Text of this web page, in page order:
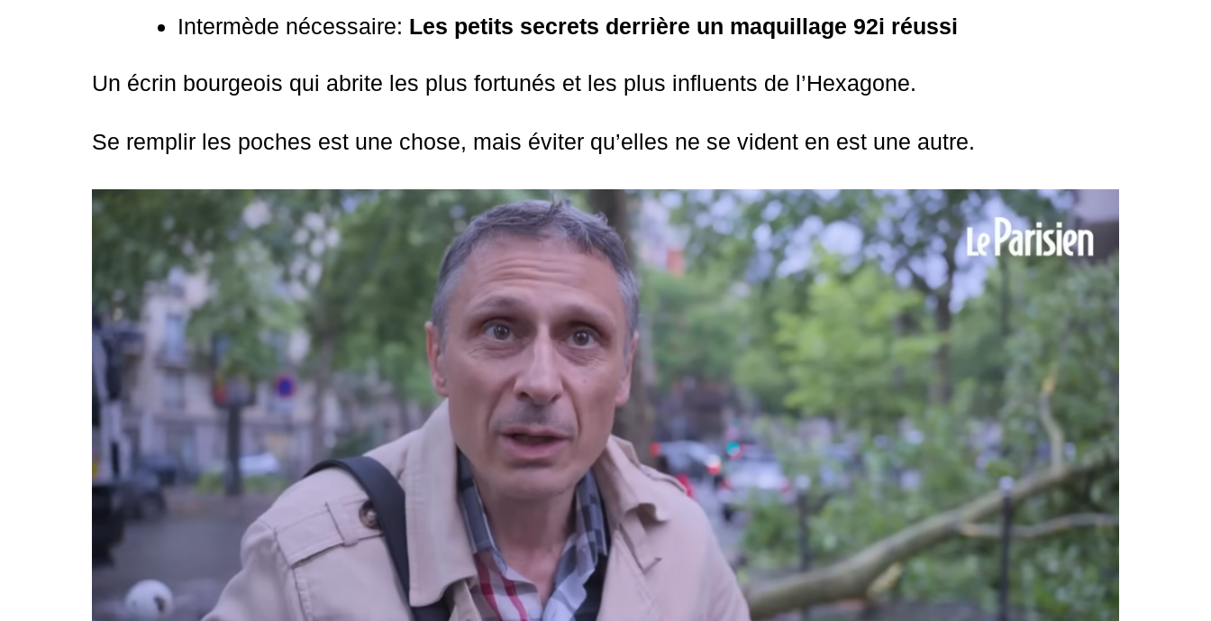
Intermède nécessaire: Les petits secrets derrière un maquillage 92i réussi
Un écrin bourgeois qui abrite les plus fortunés et les plus influents de l’Hexagone.
Se remplir les poches est une chose, mais éviter qu’elles ne se vident en est une autre.